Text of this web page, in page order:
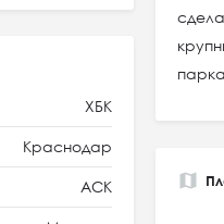
ХБК
Краснодар
АСК